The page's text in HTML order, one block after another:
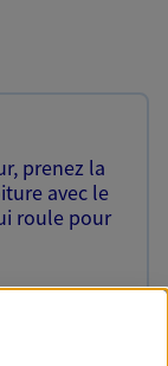
prenez la
avec le
roule pour